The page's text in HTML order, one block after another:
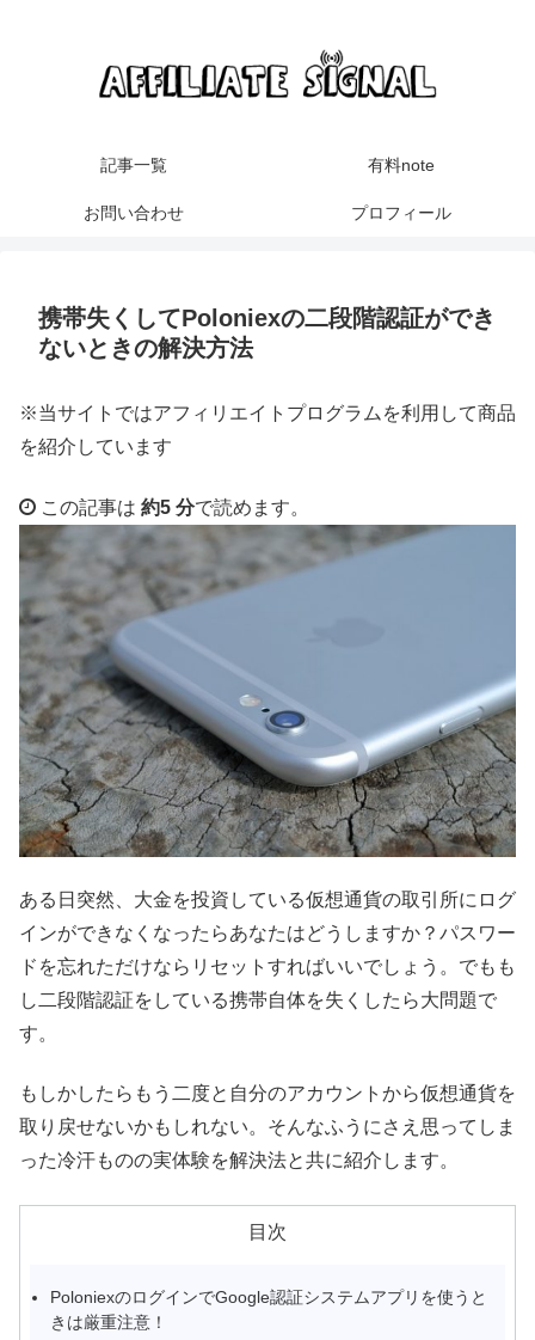
記事一覧 有料note
お問い合わせ プロフィール
携帯失くしてPoloniexの二段階認証ができ
ないときの解決方法
※当サイトではアフィリエイトプログラムを利用して商品
を紹介しています
この記事は 約5 分で読めます。
ある日突然、大金を投資している仮想通貨の取引所にログ
インができなくなったらあなたはどうしますか？パスワー
ドを忘れただけならリセットすればいいでしょう。でもも
し二段階認証をしている携帯自体を失くしたら大問題で
す。
もしかしたらもう二度と自分のアカウントから仮想通貨を
取り戻せないかもしれない。そんなふうにさえ思ってしま
った冷汗ものの実体験を解決法と共に紹介します。
目次
PoloniexのログインでGoogle認証システムアプリを使うと
きは厳重注意！